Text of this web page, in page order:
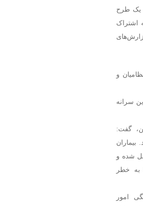
از یک طرح
اشتراک
و
سرانه
گفت:
شده و
به خطر
امور